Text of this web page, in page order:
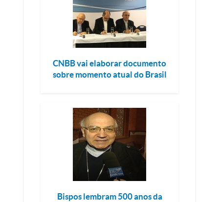
CNBB vai elaborar documento
sobre momento atual do Brasil
Bispos lembram 500 anos da